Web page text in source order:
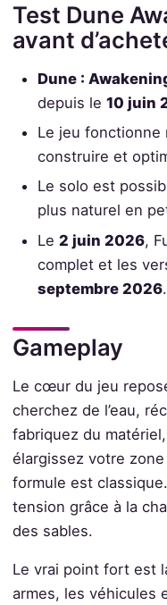
Test Dune
avant
Dune :
depuis le10 juin
Le jeu fonctionne
construire et
Le solo est
plus naturel en
Le2 juin 2026,
complet et les
septembre 2026.
Gameplay
Le cœur du jeu
cherchez de l’eau,
fabriquez du
élargissez votre zone
formule est
tension grâce à la
des sables.
Le vrai point fort est
armes, les véhicules